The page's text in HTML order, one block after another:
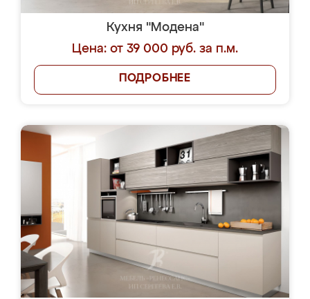
Кухня "Модена"
Цена: от 39 000 руб. за п.м.
ПОДРОБНЕЕ